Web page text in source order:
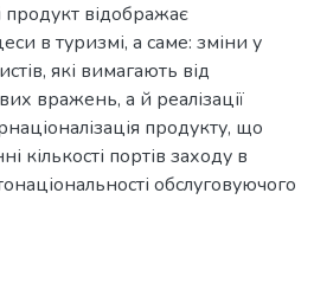
відображає
в туризмі, а саме: зміни у
які вимагають від
вражень, а й реалізації
продукту, що
кількості портів заходу в
обслуговуючого